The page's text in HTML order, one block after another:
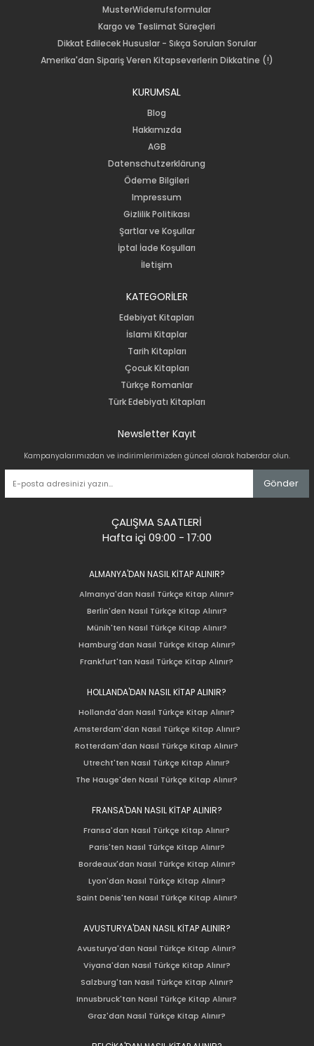
MusterWiderrufsformular
Kargo ve Teslimat Süreçleri
Dikkat Edilecek Hususlar - Sıkça Sorulan Sorular
Amerika'dan Sipariş Veren Kitapseverlerin Dikkatine (!)
KURUMSAL
Blog
Hakkımızda
AGB
Datenschutzerklärung
Ödeme Bilgileri
Impressum
Gizlilik Politikası
Şartlar ve Koşullar
İptal İade Koşulları
İletişim
KATEGORİLER
Edebiyat Kitapları
İslami Kitaplar
Tarih Kitapları
Çocuk Kitapları
Türkçe Romanlar
Türk Edebiyatı Kitapları
Newsletter Kayıt
Kampanyalarımızdan ve indirimlerimizden güncel olarak haberdar olun.
Gönder
ÇALIŞMA SAATLERİ
Hafta içi 09:00 - 17:00
ALMANYA'DAN NASIL KİTAP ALINIR?
Almanya'dan Nasıl Türkçe Kitap Alınır?
Berlin'den Nasıl Türkçe Kitap Alınır?
Münih'ten Nasıl Türkçe Kitap Alınır?
Hamburg'dan Nasıl Türkçe Kitap Alınır?
Frankfurt'tan Nasıl Türkçe Kitap Alınır?
HOLLANDA'DAN NASIL KİTAP ALINIR?
Hollanda'dan Nasıl Türkçe Kitap Alınır?
Amsterdam'dan Nasıl Türkçe Kitap Alınır?
Rotterdam'dan Nasıl Türkçe Kitap Alınır?
Utrecht'ten Nasıl Türkçe Kitap Alınır?
The Hauge'den Nasıl Türkçe Kitap Alınır?
FRANSA'DAN NASIL KİTAP ALINIR?
Fransa'dan Nasıl Türkçe Kitap Alınır?
Paris'ten Nasıl Türkçe Kitap Alınır?
Bordeaux'dan Nasıl Türkçe Kitap Alınır?
Lyon'dan Nasıl Türkçe Kitap Alınır?
Saint Denis'ten Nasıl Türkçe Kitap Alınır?
AVUSTURYA'DAN NASIL KİTAP ALINIR?
Avusturya'dan Nasıl Türkçe Kitap Alınır?
Viyana'dan Nasıl Türkçe Kitap Alınır?
Salzburg'tan Nasıl Türkçe Kitap Alınır?
Innusbruck'tan Nasıl Türkçe Kitap Alınır?
Graz'dan Nasıl Türkçe Kitap Alınır?